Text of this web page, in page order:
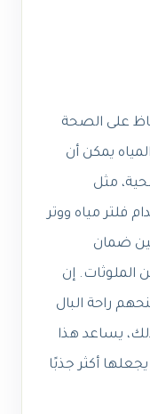
على الصحة
يمكن أن
مثل
فلتر مياه ووتر
ضمان
إن
راحة البال
يساعد هذا
أكثر جذبًا